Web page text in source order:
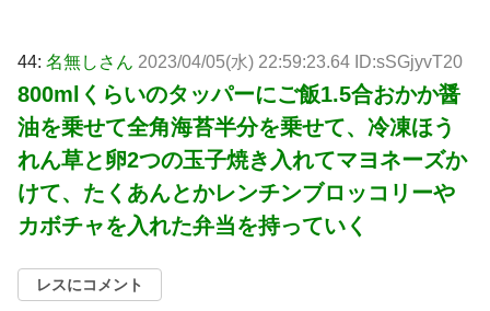
44: 名無しさん 2023/04/05(水) 22:59:23.64 ID:sSGjyvT20
800mlくらいのタッパーにご飯1.5合おかか醤
油を乗せて全角海苔半分を乗せて、冷凍ほう
れん草と卵2つの玉子焼き入れてマヨネーズか
けて、たくあんとかレンチンブロッコリーや
カボチャを入れた弁当を持っていく
レスにコメント